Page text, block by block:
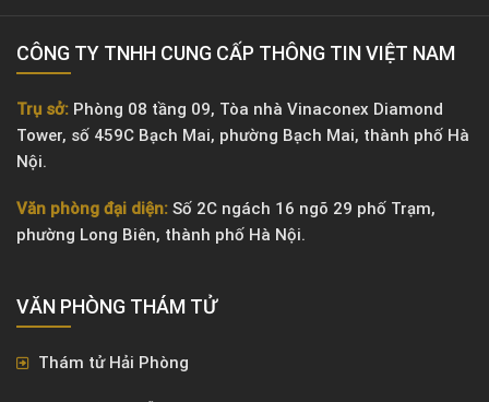
CÔNG TY TNHH CUNG CẤP THÔNG TIN VIỆT NAM
Trụ sở: Phòng 08 tầng 09, Tòa nhà Vinaconex Diamond
Tower, số 459C Bạch Mai, phường Bạch Mai, thành phố Hà
Nội.
Văn phòng đại diện: Số 2C ngách 16 ngõ 29 phố Trạm,
phường Long Biên, thành phố Hà Nội.
VĂN PHÒNG ​THÁM TỬ
Thám tử Hải Phòng